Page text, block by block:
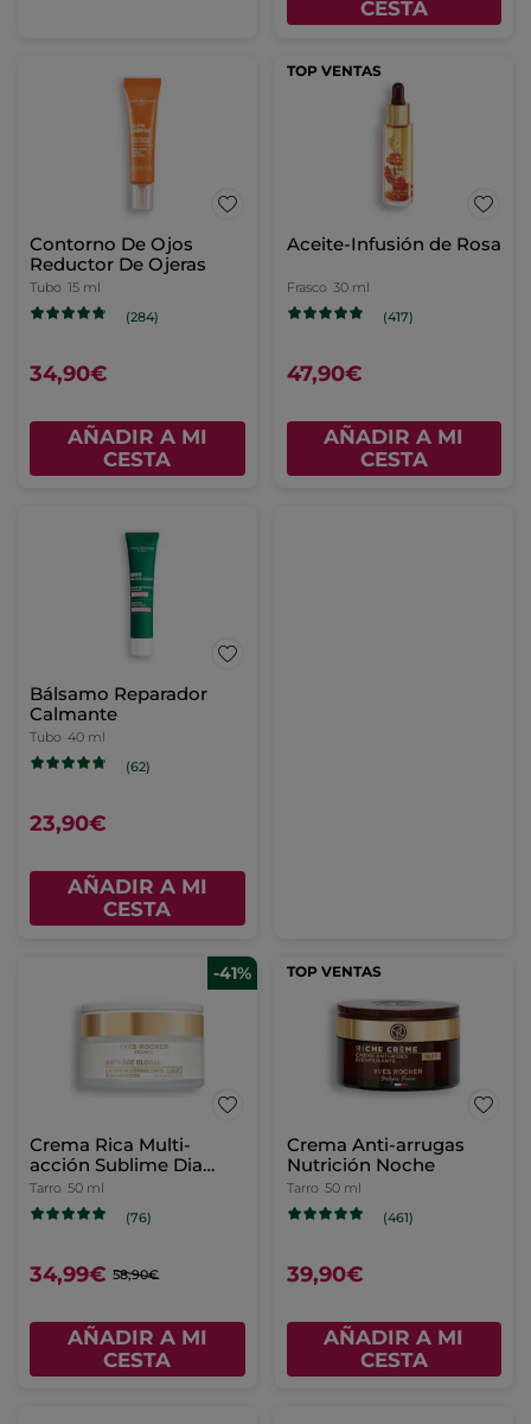
CESTA
Contorno De Ojos
Reductor De Ojeras
Tubo 15 ml
(284)
34,90€
AÑADIR A MI
CESTA
TOP VENTAS
Aceite-Infusión de Rosa
Frasco 30 ml
(417)
47,90€
AÑADIR A MI
CESTA
Bálsamo Reparador
Calmante
Tubo 40 ml
(62)
23,90€
AÑADIR A MI
CESTA
-41%
Crema Rica Multi-
acción Sublime Dia
Pieles Secas
Tarro 50 ml
(76)
34,99€ 58,90€
AÑADIR A MI
CESTA
TOP VENTAS
Crema Anti-arrugas
Nutrición Noche
Tarro 50 ml
(461)
39,90€
AÑADIR A MI
CESTA